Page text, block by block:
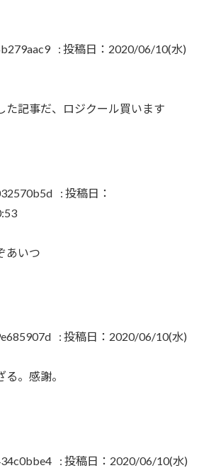
: 投稿日：2020/06/10(水)
た記事だ、ロジクール買います
: 投稿日：
あいつ
: 投稿日：2020/06/10(水)
。感謝。
: 投稿日：2020/06/10(水)